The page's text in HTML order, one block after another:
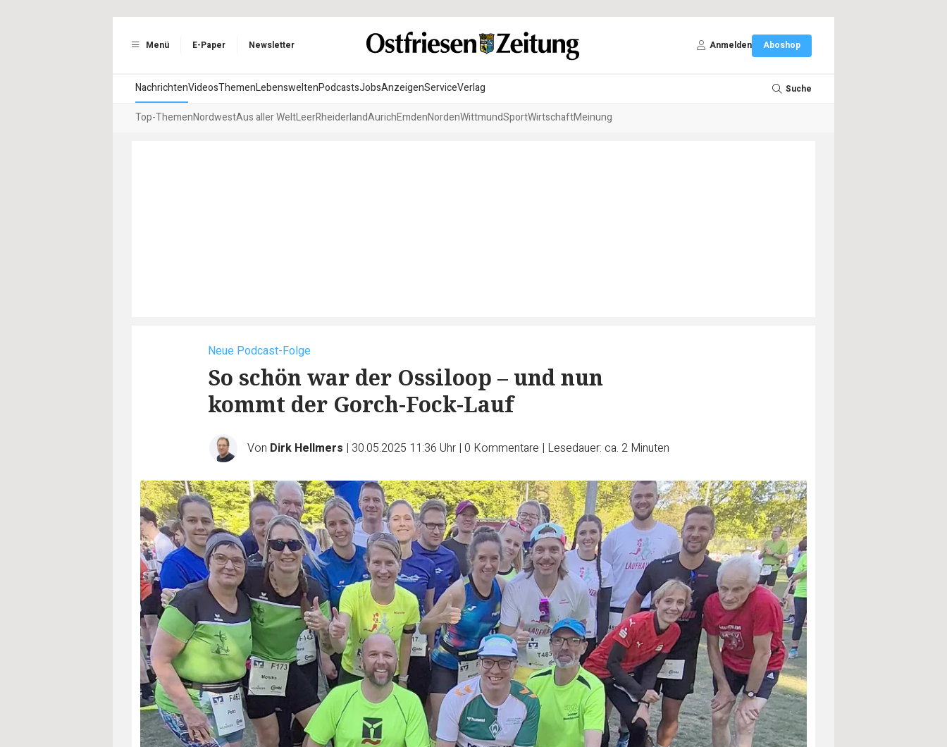
Menü E-Paper Newsletter Anmelden Aboshop
NachrichtenVideosThemenLebensweltenPodcastsJobsAnzeigenServiceVerlag Suche
Top-ThemenNordwestAus aller WeltLeerRheiderlandAurichEmdenNordenWittmundSportWirtschaftMeinung
Neue Podcast-Folge
So schön war der Ossiloop – und nun
kommt der Gorch-Fock-Lauf
Von Dirk Hellmers | 30.05.2025 11:36 Uhr | 0 Kommentare | Lesedauer: ca. 2 Minuten